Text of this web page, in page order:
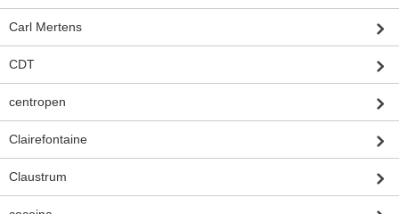
Carl Mertens
CDT
centropen
Clairefontaine
Claustrum